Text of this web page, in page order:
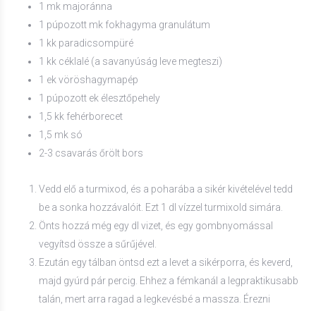
1 mk majoránna
1 púpozott mk fokhagyma granulátum
1 kk paradicsompüré
1 kk céklalé (a savanyúság leve megteszi)
1 ek vöröshagymapép
1 púpozott ek élesztőpehely
1,5 kk fehérborecet
1,5 mk só
2-3 csavarás őrölt bors
Vedd elő a turmixod, és a poharába a sikér kivételével tedd
be a sonka hozzávalóit. Ezt 1 dl vízzel turmixold simára.
Önts hozzá még egy dl vizet, és egy gombnyomással
vegyítsd össze a sűrűjével.
Ezután egy tálban öntsd ezt a levet a sikérporra, és keverd,
majd gyúrd pár percig. Ehhez a fémkanál a legpraktikusabb
talán, mert arra ragad a legkevésbé a massza. Érezni